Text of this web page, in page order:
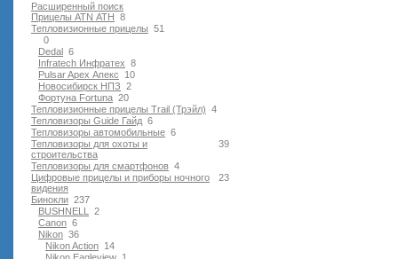
Расширенный поиск
8
Прицелы ATN АТН
51
Тепловизионные прицелы
0
6
Dedal
8
Infratech Инфратех
10
Pulsar Apex Апекс
2
Новосибирск НПЗ
20
Фортуна Fortuna
4
Тепловизионные прицелы Trail (Трэйл)
6
Тепловизоры Guide Гайд
6
Тепловизоры автомобильные
39
Тепловизоры для охоты и
строительства
4
Тепловизоры для смартфонов
23
Цифровые прицелы и приборы ночного
видения
237
Бинокли
2
BUSHNELL
6
Canon
36
Nikon
14
Nikon Action